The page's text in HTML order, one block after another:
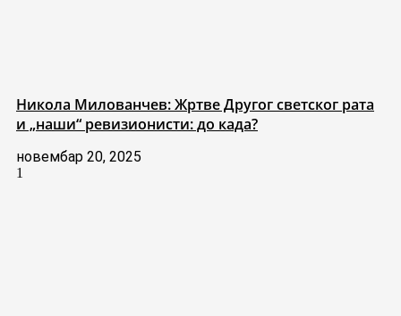
Никола Милованчев: Жртве Другог светског рата
и „наши“ ревизионисти: до када?
новембар 20, 2025